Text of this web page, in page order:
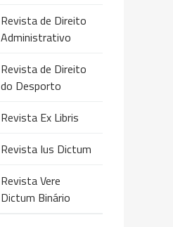
Revista de Direito
Administrativo
Revista de Direito
do Desporto
Revista Ex Libris
Revista Ius Dictum
Revista Vere
Dictum Binário